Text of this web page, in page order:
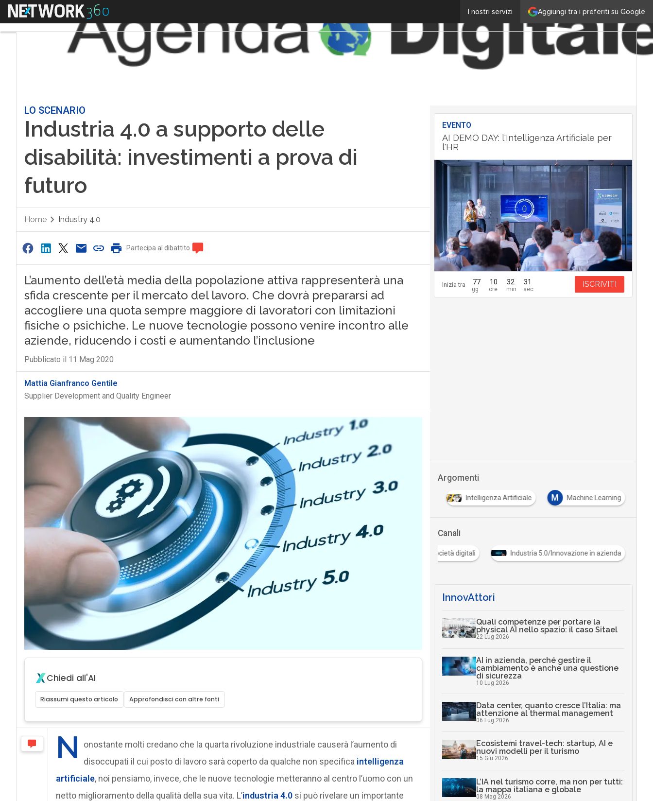
Aggiungi tra i preferiti su Google
I nostri servizi
Menu
LO SCENARIO
Industria 4.0 a supporto delle
disabilità: investimenti a prova di
futuro
Home Industry 4.0
Partecipa al dibattito
L’aumento dell’età media della popolazione attiva rappresenterà una
sfida crescente per il mercato del lavoro. Che dovrà prepararsi ad
accogliere una quota sempre maggiore di lavoratori con limitazioni
fisiche o psichiche. Le nuove tecnologie possono venire incontro alle
aziende, riducendo i costi e aumentando l’inclusione
Pubblicato il 11 Mag 2020
Mattia Gianfranco Gentile
Supplier Development and Quality Engineer
Chiedi all'AI
Riassumi questo articolo Approfondisci con altre fonti
N
onostante molti credano che la quarta rivoluzione industriale causerà l’aumento di
disoccupati il cui posto di lavoro sarà coperto da qualche non specifica intelligenza
artificiale, noi pensiamo, invece, che le nuove tecnologie metteranno al centro l’uomo con un
netto miglioramento della qualità della sua vita. L’industria 4.0si può rivelare un importante
EVENTO
AI DEMO DAY: l'Intelligenza Artificiale per
l'HR
Inizia tra 77 10 32 30 ISCRIVITI
Argomenti
Intelligenza Artificiale M Machine Learning
Canali
Cultura e società digitali Industria 5.0/Innovazione in azienda
InnovAttori
Quali competenze per portare la
physical AI nello spazio: il caso Sitael
22 Lug 2026
AI in azienda, perché gestire il
cambiamento è anche una questione
di sicurezza
10 Lug 2026
Data center, quanto cresce l’Italia: ma
attenzione al thermal management
06 Lug 2026
Ecosistemi travel-tech: startup, AI e
nuovi modelli per il turismo
15 Giu 2026
L’IA nel turismo corre, ma non per tutti:
la mappa italiana e globale
08 Mag 2026